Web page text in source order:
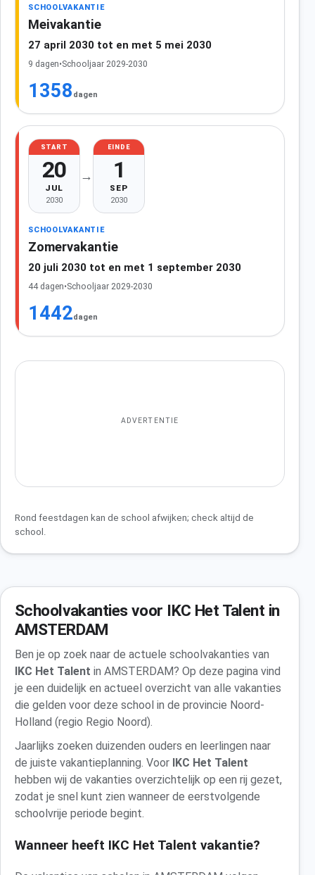
SCHOOLVAKANTIE
Meivakantie
27 april 2030 tot en met 5 mei 2030
9 dagen•Schooljaar 2029-2030
1358 dagen
START
20
JUL
2030
→
EINDE
1
SEP
2030
SCHOOLVAKANTIE
Zomervakantie
20 juli 2030 tot en met 1 september 2030
44 dagen•Schooljaar 2029-2030
1442dagen
ADVERTENTIE
Rond feestdagen kan de school afwijken; check altijd de
school.
Schoolvakanties voor IKC Het Talent in
AMSTERDAM
Ben je op zoek naar de actuele schoolvakanties van
IKC Het Talent in AMSTERDAM? Op deze pagina vind
je een duidelijk en actueel overzicht van alle vakanties
die gelden voor deze school in de provincie Noord-
Holland (regio Regio Noord).
Jaarlijks zoeken duizenden ouders en leerlingen naar
de juiste vakantieplanning. Voor IKC Het Talent
hebben wij de vakanties overzichtelijk op een rij gezet,
zodat je snel kunt zien wanneer de eerstvolgende
schoolvrije periode begint.
Wanneer heeft IKC Het Talent vakantie?